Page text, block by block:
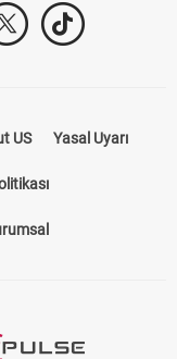
US Yasal Uyarı